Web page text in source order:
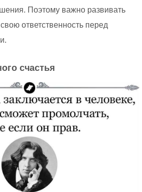
Поэтому важно развивать
ответственность перед
счастья